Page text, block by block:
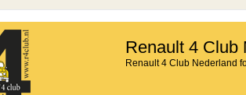
Renault 4 Club
Renault 4 Club Nederland